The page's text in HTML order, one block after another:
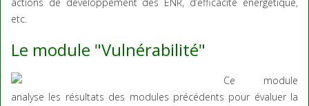
etc.
Le module "Vulnérabilité"
Ce module
analyse les résultats des modules précédents pour évaluer la